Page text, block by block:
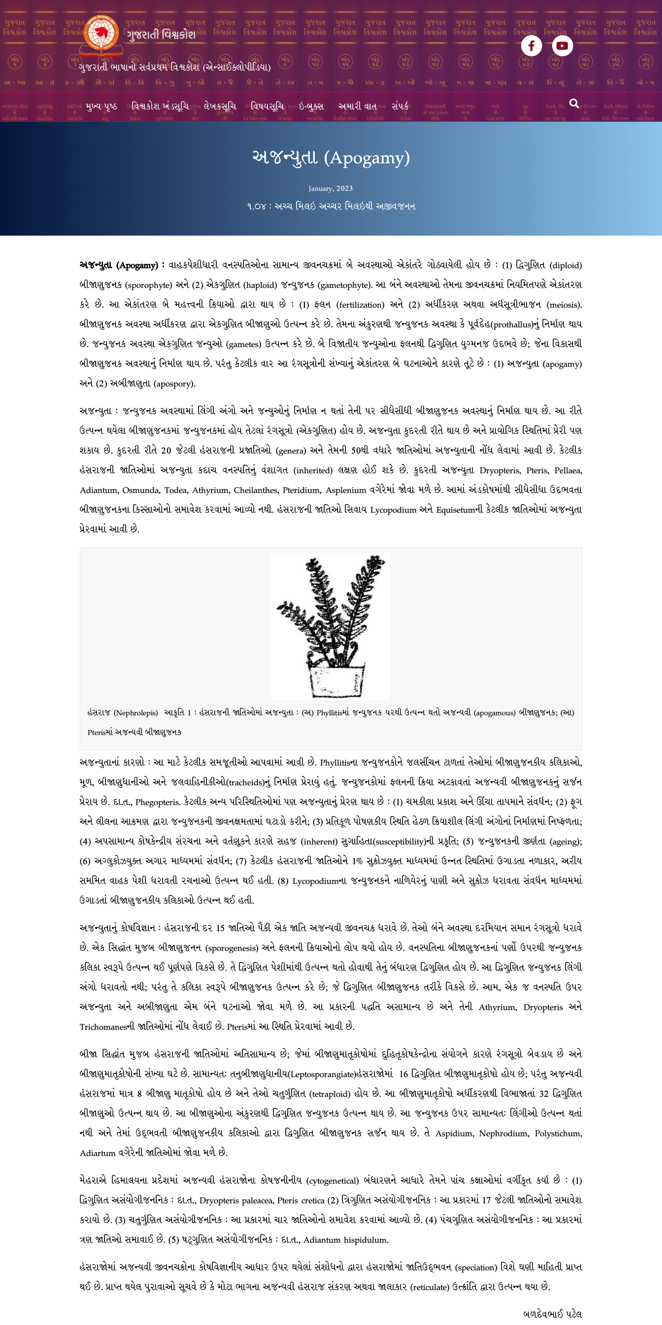
ગુજરાતી ભાષાનો સર્વપ્રથમ વિશ્વકોશ (એન્સાઈક્લોપીડિયા)
FacebookYoutube
મુખ્ય પૃષ્ઠ વિશ્વકોશ ખંડસૂચિ લેખકસૂચિ વિષયસૂચિ ઇ-બુક્સ અમારી વાત સંપર્ક
અજન્યુતા (Apogamy)
January, 2023
૧.૦૪ : અચ્ચ મિલઇ અચ્ચર મિલઇથી અજીવજનન
અજન્યુતા (Apogamy) :વાહકપેશીધારી વનસ્પતિઓના સામાન્ય જીવનચક્રમાં બે અવસ્થાઓ એકાંતરે ગોઠવાયેલી હોય છે : (1) દ્વિગુણિત (diploid)
બીજાણુજનક (sporophyte) અને (2) એકગુણિત (haploid) જન્યુજનક (gametophyte). આ બંને અવસ્થાઓ તેમના જીવનચક્રમાં નિયમિતપણે એકાંતરણ
કરે છે. આ એકાંતરણ બે મહત્ત્વની ક્રિયાઓ દ્વારા થાય છે : (1) ફલન (fertilization) અને (2) અર્ધીકરણ અથવા અર્ધસૂત્રીભાજન (meiosis).
બીજાણુજનક અવસ્થા અર્ધીકરણ દ્વારા એકગુણિત બીજાણુઓ ઉત્પન્ન કરે છે. તેમના અંકુરણથી જન્યુજનક અવસ્થા કે પૂર્વદેહ(prothallus)નું નિર્માણ થાય
છે. જન્યુજનક અવસ્થા એકગુણિત જન્યુઓ (gametes) ઉત્પન્ન કરે છે. બે વિજાતીય જન્યુઓના ફલનથી દ્વિગુણિત યુગ્મનજ ઉદભવે છે; જેના વિકાસથી
બીજાણુજનક અવસ્થાનું નિર્માણ થાય છે. પરંતુ કેટલીક વાર આ રંગસૂત્રોની સંખ્યાનું એકાંતરણ બે ઘટનાઓને કારણે તૂટે છે : (1) અજન્યુતા (apogamy)
અને (2) અબીજાણુતા (apospory).
અજન્યુતા : જન્યુજનક અવસ્થામાં લિંગી અંગો અને જન્યુઓનું નિર્માણ ન થતાં તેની પર સીધેસીધી બીજાણુજનક અવસ્થાનું નિર્માણ થાય છે. આ રીતે
ઉત્પન્ન થયેલા બીજાણુજનકમાં જન્યુજનકમાં હોય તેટલાં રંગસૂત્રો (એકગુણિત) હોય છે. અજન્યુતા કુદરતી રીતે થાય છે અને પ્રાયોગિક સ્થિતિમાં પ્રેરી પણ
શકાય છે. કુદરતી રીતે 20 જેટલી હંસરાજની પ્રજાતિઓ (genera) અને તેમની 50થી વધારે જાતિઓમાં અજન્યુતાની નોંધ લેવામાં આવી છે. કેટલીક
હંસરાજની જાતિઓમાં અજન્યુતા કદાચ વનસ્પતિનું વંશાગત (inherited) લક્ષણ હોઈ શકે છે. કુદરતી અજન્યુતા Dryopteris, Pteris, Pellaea,
Adiantum, Osmunda, Todea, Athyrium, Cheilanthes, Pteridium, Asplenium વગેરેમાં જોવા મળે છે. આમાં અંડકોષમાંથી સીધેસીધા ઉદભવતા
બીજાણુજનકના કિસ્સાઓનો સમાવેશ કરવામાં આવ્યો નથી. હંસરાજની જાતિઓ સિવાય Lycopodium અને Equisetumની કેટલીક જાતિઓમાં અજન્યુતા
પ્રેરવામાં આવી છે.
હંસરાજ (Nephrolepis) આકૃતિ 1 : હંસરાજની જાતિઓમાં અજન્યુતા : (અ) Phyllitisમાં જન્યુજનક પરથી ઉત્પન્ન થતો અજન્યવી (apogamous) બીજાણુજનક; (આ)
Pterisમાં અજન્યવી બીજાણુજનક
અજન્યુતાનાં કારણો : આ માટે કેટલીક સમજૂતીઓ આપવામાં આવી છે. Phyllitisના જન્યુજનકોને જલસીંચન ટાળતાં તેઓમાં બીજાણુજનકીય કલિકાઓ,
મૂળ, બીજાણુધાનીઓ અને જલવાહિનીકીઓ(tracheids)નું નિર્માણ પ્રેરાયું હતું. જન્યુજનકોમાં ફલનની ક્રિયા અટકાવતાં અજન્યવી બીજાણુજનકનું સર્જન
પ્રેરાય છે. દા.ત., Phegopteris. કેટલીક અન્ય પરિસ્થિતિઓમાં પણ અજન્યુતાનું પ્રેરણ થાય છે : (1) ચમકીલા પ્રકાશ અને ઊંચા તાપમાને સંવર્ધન; (2) ફૂગ
અને લીલના આક્રમણ દ્વારા જન્યુજનકની જીવનક્ષમતામાં ઘટાડો કરીને; (3) પ્રતિકૂળ પોષણકીય સ્થિતિ હેઠળ ક્રિયાશીલ લિંગી અંગોનાં નિર્માણમાં નિષ્ફળતા;
(4) અપસામાન્ય કોષકેન્દ્રીય સંરચના અને વર્તણૂકને કારણે સહજ (inherent) સુગાહિતા(susceptibility)ની પ્રકૃતિ; (5) જન્યુજનકની જીર્ણતા (ageing);
(6) અગ્લુકોઝયુક્ત અગાર માધ્યમમાં સંવર્ધન; (7) કેટલીક હંસરાજની જાતિઓને 1% સુક્રોઝયુક્ત માધ્યમમાં ઉન્નત સ્થિતિમાં ઉગાડતા નળાકાર, અરીય
સમમિત વાહક પેશી ધરાવતી રચનાઓ ઉત્પન્ન થઈ હતી. (8) Lycopodiumના જન્યુજનકને નાળિયેરનું પાણી અને સુક્રોઝ ધરાવતા સંવર્ધન માધ્યમમાં
ઉગાડતાં બીજાણુજનકીય કલિકાઓ ઉત્પન્ન થઈ હતી.
અજન્યુતાનું કોષવિજ્ઞાન : હંસરાજની દર 15 જાતિઓ પૈકી એક જાતિ અજન્યવી જીવનચક્ર ધરાવે છે. તેઓ બંને અવસ્થા દરમિયાન સમાન રંગસૂત્રો ધરાવે
છે. એક સિદ્ધાંત મુજબ બીજાણુજનન (sporogenesis) અને ફલનની ક્રિયાઓનો લોપ થયો હોય છે. વનસ્પતિના બીજાણુજનકનાં પર્ણો ઉપરથી જન્યુજનક
કલિકા સ્વરૂપે ઉત્પન્ન થઈ પૂર્ણપણે વિકસે છે. તે દ્વિગુણિત પેશીમાંથી ઉત્પન્ન થતો હોવાથી તેનું બંધારણ દ્વિગુણિત હોય છે. આ દ્વિગુણિત જન્યુજનક લિંગી
અંગો ધરાવતો નથી; પરંતુ તે કલિકા સ્વરૂપે બીજાણુજનક ઉત્પન્ન કરે છે; જે દ્વિગુણિત બીજાણુજનક તરીકે વિકસે છે. આમ, એક જ વનસ્પતિ ઉપર
અજન્યુતા અને અબીજાણુતા એમ બંને ઘટનાઓ જોવા મળે છે. આ પ્રકારની પદ્ધતિ અસામાન્ય છે અને તેની Athyrium, Dryopteris અને
Trichomanesની જાતિઓમાં નોંધ લેવાઈ છે. Pterisમાં આ સ્થિતિ પ્રેરવામાં આવી છે.
બીજા સિદ્ધાંત મુજબ હંસરાજની જાતિઓમાં અતિસામાન્ય છે; જેમાં બીજાણુમાતૃકોષોમાં દુહિતૃકોષકેન્દ્રોના સંયોગને કારણે રંગસૂત્રો બેવડાય છે અને
બીજાણુમાતૃકોષોની સંખ્યા ઘટે છે. સામાન્યત: તનુબીજાણુધાનીય(Leptosporangiate)હંસરાજોમાં 16 દ્વિગુણિત બીજાણુમાતૃકોષો હોય છે; પરંતુ અજન્યવી
હંસરાજમાં માત્ર 8 બીજાણુ માતૃકોષો હોય છે અને તેઓ ચતુર્ગુણિત (tetraploid) હોય છે. આ બીજાણુમાતૃકોષો અર્ધીકરણથી વિભાજાતાં 32 દ્વિગુણિત
બીજાણુઓ ઉત્પન્ન થાય છે. આ બીજાણુઓના અંકુરણથી દ્વિગુણિત જન્યુજનક ઉત્પન્ન થાય છે. આ જન્યુજનક ઉપર સામાન્યત: લિંગીઓ ઉત્પન્ન થતાં
નથી અને તેમાં ઉદ્ભવતી બીજાણુજનકીય કલિકાઓ દ્વારા દ્વિગુણિત બીજાણુજનક સર્જન થાય છે. તે Aspidium, Nephrodium, Polystichum,
Adiartum વગેરેની જાતિઓમાં જોવા મળે છે.
મેહરાએ હિમાલયના પ્રદેશમાં અજન્યવી હંસરાજોના કોષજનીનીય (cytogenetical) બંધારણને આધારે તેમને પાંચ કક્ષાઓમાં વર્ગીકૃત કર્યા છે : (1)
દ્વિગુણિત અસંયોગીજનનિક : દા.ત., Dryopteris paleacea, Pteris cretica (2) ત્રિગુણિત અસંયોગીજનનિક : આ પ્રકારમાં 17 જેટલી જાતિઓનો સમાવેશ
કરાયો છે. (3) ચતુર્ગુણિત અસંયોગીજનનિક : આ પ્રકારમાં ચાર જાતિઓનો સમાવેશ કરવામાં આવ્યો છે. (4) પંચગુણિત અસંયોગીજનનિક : આ પ્રકારમાં
ત્રણ જાતિઓ સમાવાઈ છે. (5) ષટ્ગુણિત અસંયોગીજનનિક : દા.ત., Adiantum hispidulum.
હંસરાજોમાં અજન્યવી જીવનચક્રોના કોષવિજ્ઞાનીય આધાર ઉપર થયેલાં સંશોધનો દ્વારા હંસરાજોમાં જાતિઉદ્ભવન (speciation) વિશે ઘણી માહિતી પ્રાપ્ત
થઈ છે. પ્રાપ્ત થયેલ પુરાવાઓ સૂચવે છે કે મોટા ભાગના અજન્યવી હંસરાજ સંકરણ અથવા જાલાકાર (reticulate) ઉત્ક્રાંતિ દ્વારા ઉત્પન્ન થયા છે.
બળદેવભાઈ પટેલ